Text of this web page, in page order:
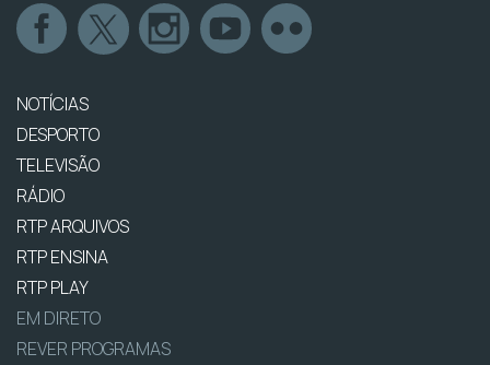
NOTÍCIAS
DESPORTO
TELEVISÃO
RÁDIO
RTP ARQUIVOS
RTP ENSINA
RTP PLAY
EM DIRETO
REVER PROGRAMAS